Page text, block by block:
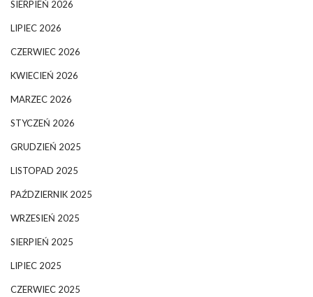
SIERPIEŃ 2026
LIPIEC 2026
CZERWIEC 2026
KWIECIEŃ 2026
MARZEC 2026
STYCZEŃ 2026
GRUDZIEŃ 2025
LISTOPAD 2025
PAŹDZIERNIK 2025
WRZESIEŃ 2025
SIERPIEŃ 2025
LIPIEC 2025
CZERWIEC 2025